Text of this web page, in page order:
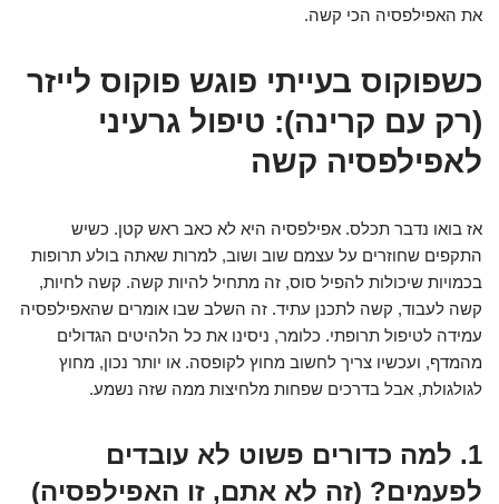
את האפילפסיה הכי קשה.
כשפוקוס בעייתי פוגש פוקוס לייזר
(רק עם קרינה): טיפול גרעיני
לאפילפסיה קשה
אז בואו נדבר תכלס. אפילפסיה היא לא כאב ראש קטן. כשיש
התקפים שחוזרים על עצמם שוב ושוב, למרות שאתה בולע תרופות
בכמויות שיכולות להפיל סוס, זה מתחיל להיות קשה. קשה לחיות,
קשה לעבוד, קשה לתכנן עתיד. זה השלב שבו אומרים שהאפילפסיה
עמידה לטיפול תרופתי. כלומר, ניסינו את כל הלהיטים הגדולים
מהמדף, ועכשיו צריך לחשוב מחוץ לקופסה. או יותר נכון, מחוץ
לגולגולת, אבל בדרכים שפחות מלחיצות ממה שזה נשמע.
1. למה כדורים פשוט לא עובדים
לפעמים? (זה לא אתם, זו האפילפסיה)